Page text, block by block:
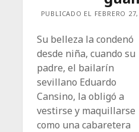
PUBLICADO EL FEBRERO
Su belleza la condenó
desde niña, cuando su
padre, el bailarín
sevillano Eduardo
Cansino, la obligó a
vestirse y maquillarse
como una cabaretera